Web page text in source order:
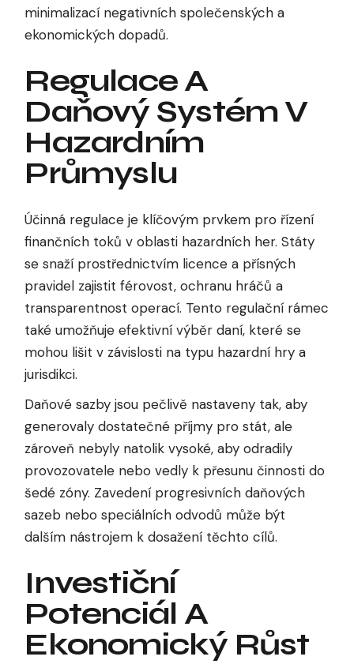
minimalizací negativních společenských a
ekonomických dopadů.
Regulace A
Daňový Systém V
Hazardním
Průmyslu
Účinná regulace je klíčovým prvkem pro řízení
finančních toků v oblasti hazardních her. Státy
se snaží prostřednictvím licence a přísných
pravidel zajistit férovost, ochranu hráčů a
transparentnost operací. Tento regulační rámec
také umožňuje efektivní výběr daní, které se
mohou lišit v závislosti na typu hazardní hry a
jurisdikci.
Daňové sazby jsou pečlivě nastaveny tak, aby
generovaly dostatečné příjmy pro stát, ale
zároveň nebyly natolik vysoké, aby odradily
provozovatele nebo vedly k přesunu činnosti do
šedé zóny. Zavedení progresivních daňových
sazeb nebo speciálních odvodů může být
dalším nástrojem k dosažení těchto cílů.
Investiční
Potenciál A
Ekonomický Růst